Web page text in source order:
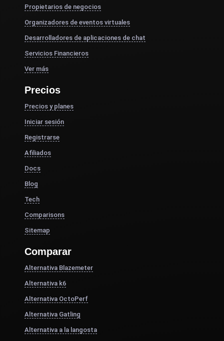
Propietarios de negocios
Organizadores de eventos virtuales
Desarrolladores de aplicaciones de chat
Servicios Financieros
Ver más
Precios
Precios y planes
Iniciar sesión
Registrarse
Afiliados
Docs
Blog
Tech
Comparisons
Sitemap
Comparar
Alternativa Blazemeter
Alternativa k6
Alternativa OctoPerf
Alternativa Gatling
Alternativa a la langosta